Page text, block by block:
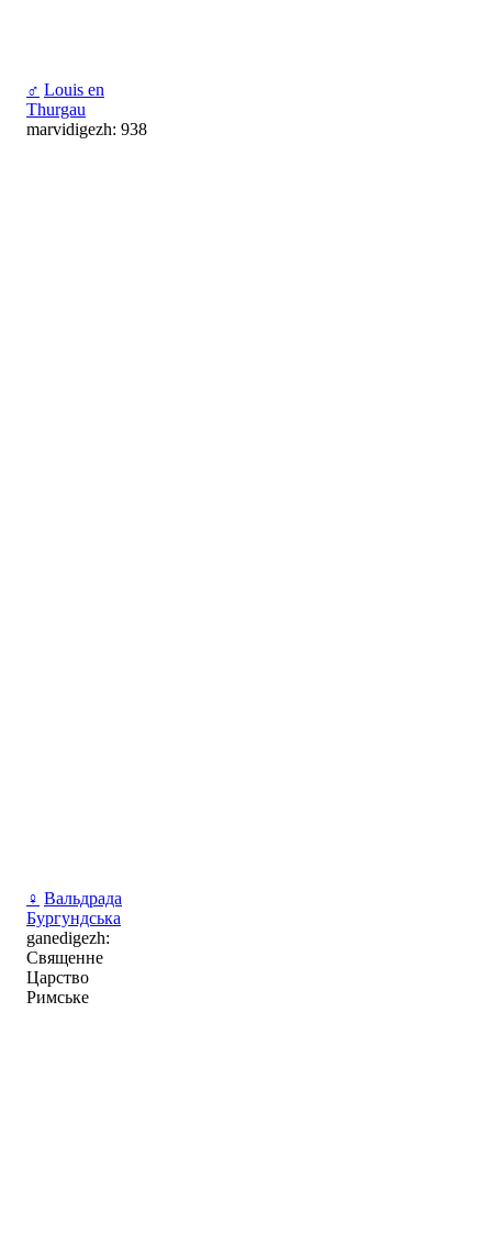
♂ Louis en
Thurgau
marvidigezh: 938
♀ Вальдрада
Бургундська
ganedigezh:
Священне
Царство
Римське